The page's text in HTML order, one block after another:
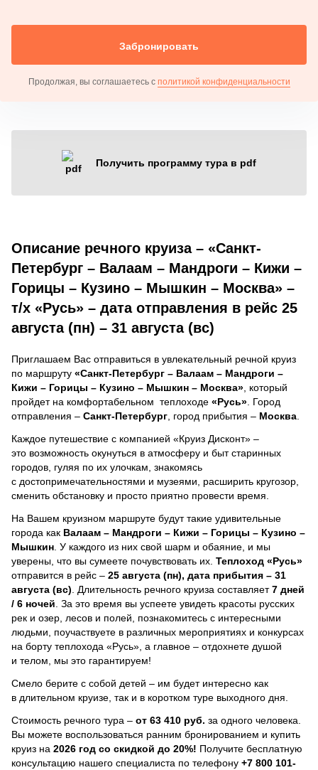
Забронировать
Продолжая, вы соглашаетесь с политикой конфиденциальности
Получить программу тура в pdf
Описание речного круиза – «Санкт-
Петербург – Валаам – Мандроги – Кижи –
Горицы – Кузино – Мышкин – Москва» –
т/х «Русь» – дата отправления в рейс 25
августа (пн) – 31 августа (вс)
Приглашаем Вас отправиться в увлекательный речной круиз
по маршруту «Санкт-Петербург – Валаам – Мандроги –
Кижи – Горицы – Кузино – Мышкин – Москва» , который
пройдет на комфортабельном теплоходе «Русь» . Город
отправления – Санкт-Петербург , город прибытия – Москва
Каждое путешествие с компанией «Круиз Дисконт» –
это возможность окунуться в атмосферу и быт старинных
городов, гуляя по их улочкам, знакомясь
с достопримечательностями и музеями, расширить кругозор,
сменить обстановку и просто приятно провести время.
На Вашем круизном маршруте будут такие удивительные
города как Валаам – Мандроги – Кижи – Горицы – Кузино –
Мышкин . У каждого из них свой шарм и обаяние, и мы
уверены, что вы сумеете почувствовать их. Теплоход «Русь»
отправится в рейс – 25 августа (пн), дата прибытия – 31
августа (вс) . Длительность речного круиза составляет7 дней
/ 6 ночей За это время вы успеете увидеть красоты русских
рек и озер, лесов и полей, познакомитесь с интересными
людьми, поучаствуете в различных мероприятиях и конкурсах
на борту теплохода «Русь», а главное – отдохнете душой
и телом, мы это гарантируем!
Смело берите с собой детей – им будет интересно как
в длительном круизе, так и в коротком туре выходного дня.
Стоимость речного тура – от 63 410 руб. за одного человека.
Вы можете воспользоваться ранним бронированием и купить
круиз на 2026 год со скидкой до 20%! Получите бесплатную
консультацию нашего специалиста по телефону +7 800 101-